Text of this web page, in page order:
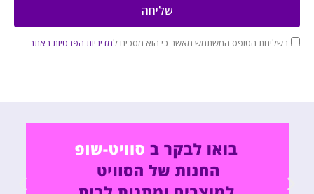
בשליחת הטופס המשתמש מאשר כי הוא מסכים למדיניות הפרטיות באתר
שליחה